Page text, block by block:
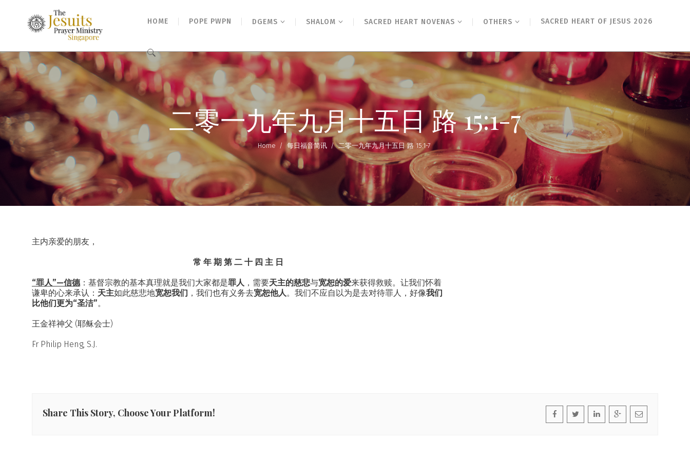
HOME POPE PWPN DGEMS SHALOM SACRED HEART NOVENAS OTHERS SACRED HEART OF JESUS 2026
Search
for:
二零一九年九月十五日 路 15:1-7
Home /每日福音简讯 /二零一九年九月十五日 路 15:1-7
主内亲爱的朋友，
常 年 期 第 二 十 四 主 日
“罪人”—信德：基督宗教的基本真理就是我们大家都是罪人 ，需要天主的慈悲与宽恕的爱来获得救赎。让我们怀着
谦卑的心来承认： 天主如此慈悲地宽恕我们 ，我们也有义务去宽恕他人。我们不应自以为是去对待罪人，好像我们
比他们更为“圣洁”。
王金祥神父 (耶稣会士)
Fr Philip Heng, S.J.
Share This Story, Choose Your Platform!